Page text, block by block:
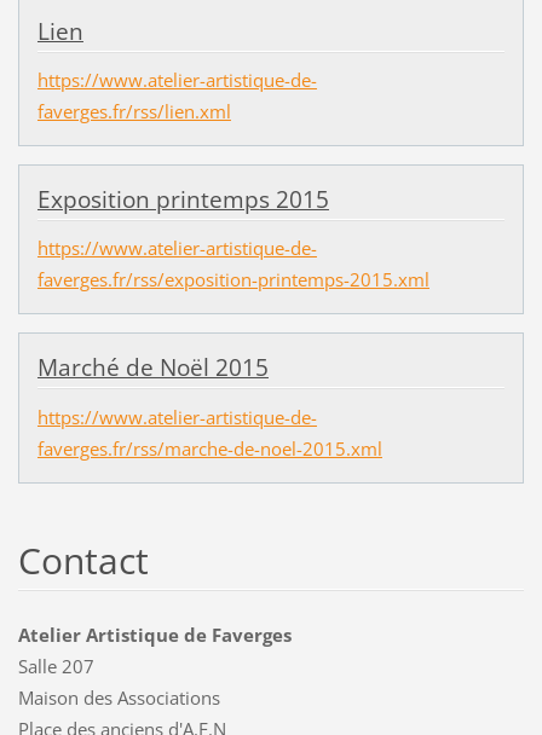
Lien
https://www.atelier-artistique-de-
faverges.fr/rss/lien.xml
Exposition printemps 2015
https://www.atelier-artistique-de-
faverges.fr/rss/exposition-printemps-2015.xml
Marché de Noël 2015
https://www.atelier-artistique-de-
faverges.fr/rss/marche-de-noel-2015.xml
Contact
Atelier Artistique de Faverges
Salle 207
Maison des Associations
Place des anciens d'A.F.N